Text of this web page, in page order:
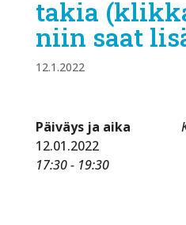
takia
niin saat
12.1.2022
Päiväys ja aika
12.01.2022
17:30 - 19:30